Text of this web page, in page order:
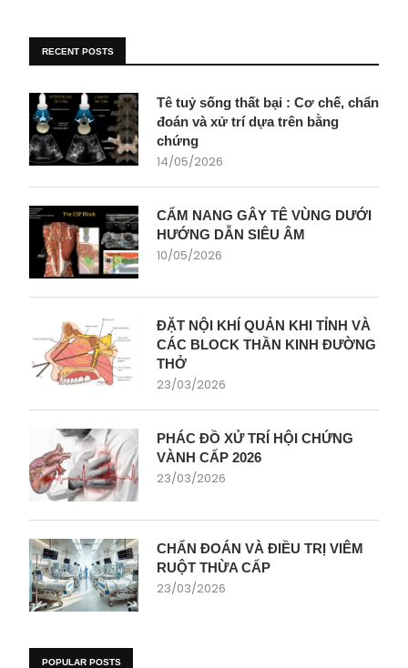
RECENT POSTS
Tê tuỷ sống thất bại : Cơ chế, chẩn
đoán và xử trí dựa trên bằng
chứng
14/05/2026
CẨM NANG GÂY TÊ VÙNG DƯỚI
HƯỚNG DẪN SIÊU ÂM
10/05/2026
ĐẶT NỘI KHÍ QUẢN KHI TỈNH VÀ
CÁC BLOCK THẦN KINH ĐƯỜNG
THỞ
23/03/2026
PHÁC ĐỒ XỬ TRÍ HỘI CHỨNG
VÀNH CẤP 2026
23/03/2026
CHẨN ĐOÁN VÀ ĐIỀU TRỊ VIÊM
RUỘT THỪA CẤP
23/03/2026
POPULAR POSTS